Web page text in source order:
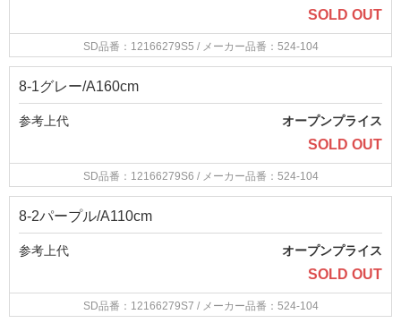
SOLD OUT
SD品番：12166279S5 / メーカー品番：524-104
8-1グレー/A160cm
参考上代 オープンプライス
SOLD OUT
SD品番：12166279S6 / メーカー品番：524-104
8-2パープル/A110cm
参考上代 オープンプライス
SOLD OUT
SD品番：12166279S7 / メーカー品番：524-104